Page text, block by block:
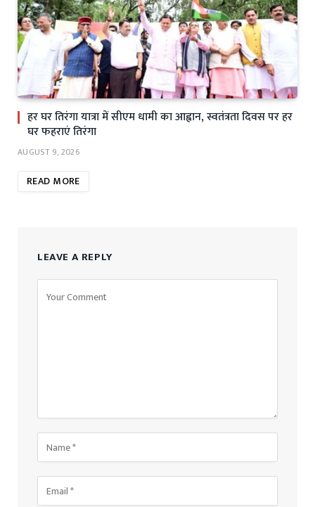
हर घर तिरंगा यात्रा में सीएम धामी का आह्वान, स्वतंत्रता दिवस पर हर
घर फहराएं तिरंगा
AUGUST 9, 2026
READ MORE
LEAVE A REPLY